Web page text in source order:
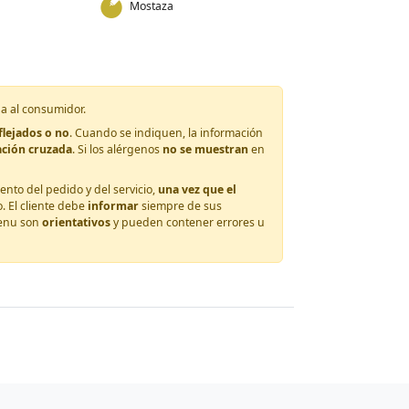
Mostaza
al consumidor.
o no. Cuando se indiquen, la información
cruzada. Si los alérgenos no se muestranen
del pedido y del servicio, una vez que el
El cliente debe informarsiempre de sus
son orientativosy pueden contener errores u